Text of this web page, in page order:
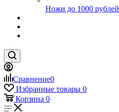
Ножи до 1000 рублей
Сравнение0
Избранные товары 0
Корзина 0